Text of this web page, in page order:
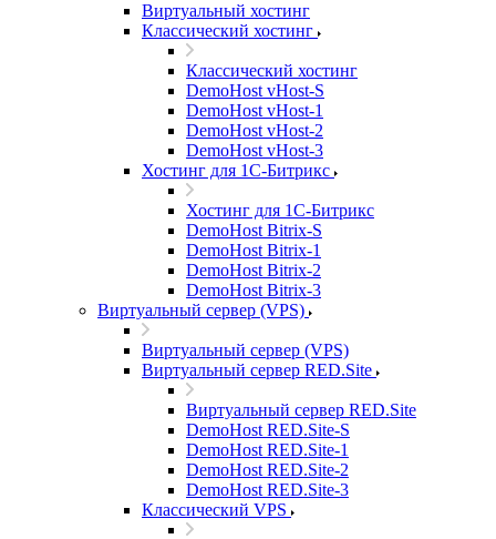
Виртуальный хостинг
Классический хостинг
Классический хостинг
DemoHost vHost-S
DemoHost vHost-1
DemoHost vHost-2
DemoHost vHost-3
Хостинг для 1С-Битрикс
Хостинг для 1С-Битрикс
DemoHost Bitrix-S
DemoHost Bitrix-1
DemoHost Bitrix-2
DemoHost Bitrix-3
Виртуальный сервер (VPS)
Виртуальный сервер (VPS)
Виртуальный сервер RED.Site
Виртуальный сервер RED.Site
DemoHost RED.Site-S
DemoHost RED.Site-1
DemoHost RED.Site-2
DemoHost RED.Site-3
Классический VPS